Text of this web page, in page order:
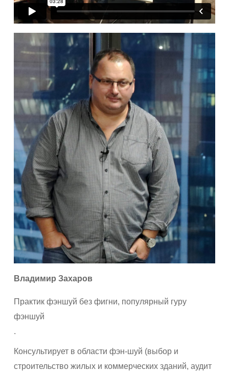
Владимир Захаров
Практик фэншуй без фигни, популярный гуру
фэншуй
.
Консультирует в области фэн-шуй (выбор и
строительство жилых и коммерческих зданий, аудит